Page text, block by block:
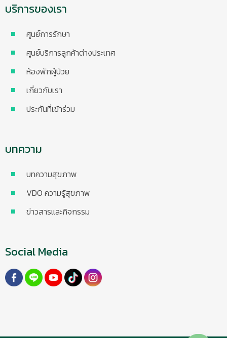
บริการของเรา
ศูนย์การรักษา
ศูนย์บริการลูกค้าต่างประเทศ
ห้องพักผู้ป่วย
เกี่ยวกับเรา
ประกันที่เข้าร่วม
บทความ
บทความสุขภาพ
VDO ความรู้สุขภาพ
ข่าวสารและกิจกรรม
Social Media